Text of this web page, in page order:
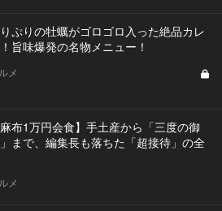
ぷりの牡蠣がゴロゴロ入った絶品カレ
旨味爆発の名物メニュー！
メ
麻布1万円会食】手土産から「三度の御
まで、編集長も落ちた「超接待」の全
メ